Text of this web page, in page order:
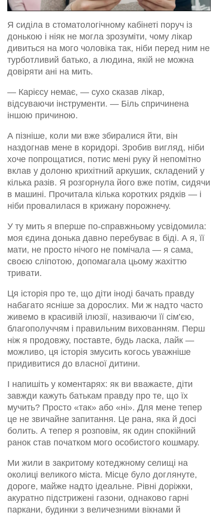
Я сиділа в стоматологічному кабінеті поруч із
донькою і ніяк не могла зрозуміти, чому лікар
дивиться на мого чоловіка так, ніби перед ним не
турботливий батько, а людина, якій не можна
довіряти ані на мить.
— Карієсу немає, — сухо сказав лікар,
відсуваючи інструменти. — Біль спричинена
іншою причиною.
А пізніше, коли ми вже збиралися йти, він
наздогнав мене в коридорі. Зробив вигляд, ніби
хоче попрощатися, потис мені руку й непомітно
вклав у долоню крихітний аркушик, складений у
кілька разів. Я розгорнула його вже потім, сидячи
в машині. Прочитала кілька коротких рядків — і
ніби провалилася в крижану порожнечу.
У ту мить я вперше по-справжньому усвідомила:
моя єдина донька давно перебуває в біді. А я, її
мати, не просто нічого не помічала — я сама,
своєю сліпотою, допомагала цьому жахіттю
тривати.
Ця історія про те, що діти іноді бачать правду
набагато ясніше за дорослих. Ми ж надто часто
живемо в красивій ілюзії, називаючи її сім’єю,
благополуччям і правильним вихованням. Перш
ніж я продовжу, поставте, будь ласка, лайк —
можливо, ця історія змусить когось уважніше
придивитися до власної дитини.
І напишіть у коментарях: як ви вважаєте, діти
завжди кажуть батькам правду про те, що їх
мучить? Просто «так» або «ні». Для мене тепер
це не звичайне запитання. Це рана, яка й досі
болить. А тепер я розповім, як один спокійний
ранок став початком мого особистого кошмару.
Ми жили в закритому котеджному селищі на
околиці великого міста. Місце було доглянуте,
дороге, майже надто ідеальне. Рівні доріжки,
акуратно підстрижені газони, однаково гарні
паркани, будинки з величезними вікнами й